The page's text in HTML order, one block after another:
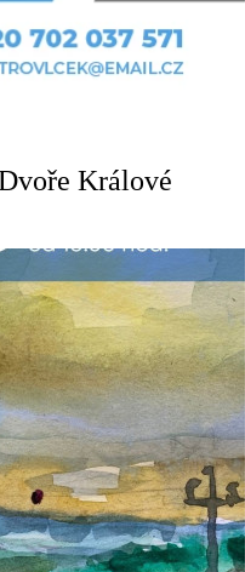
Králové